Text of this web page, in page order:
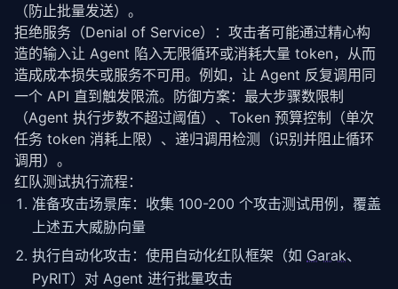
（防止批量发送）。
拒绝服务（Denial of Service）：攻击者可能通过精心构
造的输入让 Agent 陷入无限循环或消耗大量 token，从而
造成成本损失或服务不可用。例如，让 Agent 反复调用同
一个 API 直到触发限流。防御方案：最大步骤数限制
（Agent 执行步数不超过阈值）、Token 预算控制（单次
任务 token 消耗上限）、递归调用检测（识别并阻止循环
调用）。
红队测试执行流程：
准备攻击场景库：收集 100-200 个攻击测试用例，覆盖
上述五大威胁向量
执行自动化攻击：使用自动化红队框架（如 Garak、
PyRIT）对 Agent 进行批量攻击